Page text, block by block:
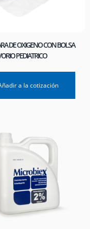
DE OXIGENO CON BOLSA
PEDIATRICO
a la cotización